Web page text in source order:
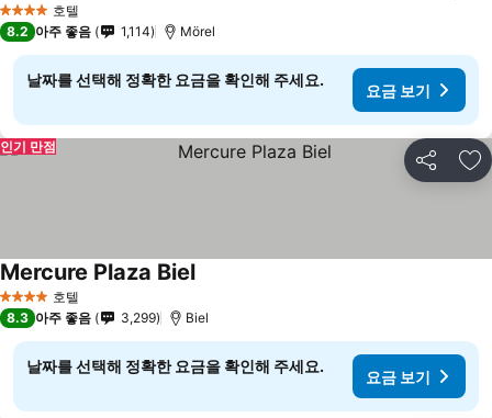
4 성급 호텔
8.2 아주 좋음 1,114 Mörel
날짜를 선택해 정확한 요금을 확인해 주세요.
요금 보기
공유 즐
인기 만점
4 성급 호텔
Mercure Plaza Biel요금 보기
8.3 아주 좋음 3,299 Biel
날짜를 선택해 정확한 요금을 확인해 주세요.
요금 보기